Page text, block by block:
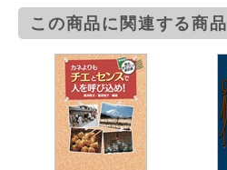
この商品に関連する商品